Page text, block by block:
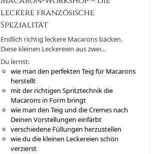
leckere französische
Spezialität
Endlich richtig leckere Macarons backen.
Diese kleinen Leckereien aus zwei
Baiserkeksen mit Cremefüllung kann man in
vielen Variationen herstellen. Die französische
Spezialität war schon im Mittelalter sehr
beliebt.
Du lernst:
wie man den perfekten Teig für Macarons
herstellt
mit der richtigen Spritztechnik die
Macarons in Form bringt
wie man den Teig und die Cremes nach
Deinen Vorstellungen einfärbt
verschiedene Füllungen herzustellen
wie du die kleinen Leckereien schön
verzierst